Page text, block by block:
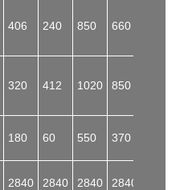
406 240 850 660
320 412 1020 850
180 60 550 370
2840 2840 2840 2840